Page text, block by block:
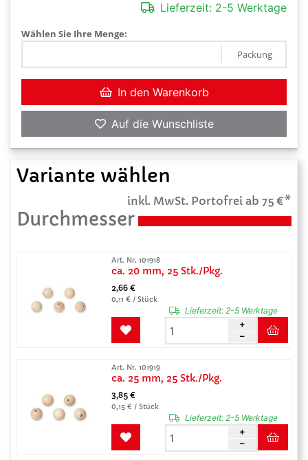
Lieferzeit: 2-5 Werktage
Wählen Sie Ihre Menge:
Packung
In den Warenkorb
Auf die Wunschliste
Variante wählen
inkl. MwSt. Portofrei ab 75 €*
Durchmesser
Art. Nr. 101918
ca. 20 mm, 25 Stk./Pkg.
2,66 €
0,11 € / Stück
Lieferzeit:2-5 Werktage
Art. Nr. 101919
ca. 25 mm, 25 Stk./Pkg.
3,85 €
0,15 € / Stück
Lieferzeit:2-5 Werktage